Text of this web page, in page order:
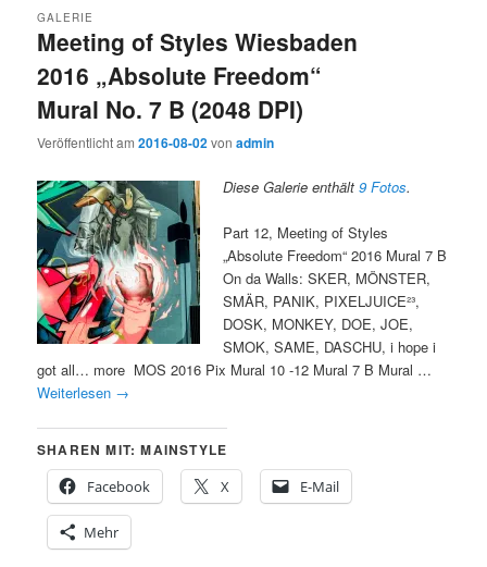
Meeting of Styles Wiesbaden
2016 „Absolute Freedom“
Mural No. 7 B (2048 DPI)
GALERIE
Veröffentlicht am2016-08-02vonadmin
Diese Galerie enthält9 Fotos.
Part 12, Meeting of Styles
„Absolute Freedom“ 2016 Mural 7 B
On da Walls: SKER, MÖNSTER,
SMÄR, PANIK, PIXELJUICE²³,
DOSK, MONKEY, DOE, JOE,
SMOK, SAME, DASCHU, i hope i
got all… more MOS 2016 Pix Mural 10 -12 Mural 7 B Mural …
Weiterlesen →
SHAREN MIT: MAINSTYLE
Facebook
X E-Mail
Mehr